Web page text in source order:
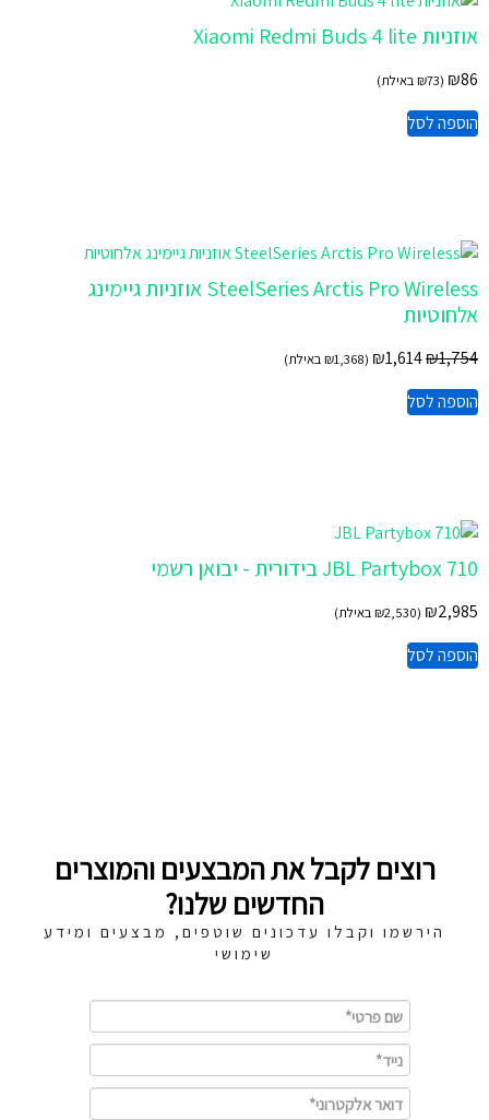
אוזניות Xiaomi Redmi Buds 4 lite
₪86
(
₪73 באילת)
הוספה לסל
SteelSeries Arctis Pro Wireless אוזניות גיימינג
אלחוטיות
₪1,754
₪1,614
(
₪1,368 באילת)
הוספה לסל
JBL Partybox 710 ‏בידורית - יבואן רשמי
₪2,985
(
₪2,530 באילת)
הוספה לסל
רוצים לקבל את המבצעים והמוצרים
החדשים שלנו?
הירשמו וקבלו עדכונים שוטפים, מבצעים ומידע
שימושי